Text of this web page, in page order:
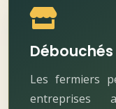
Les fermiers
entreprises